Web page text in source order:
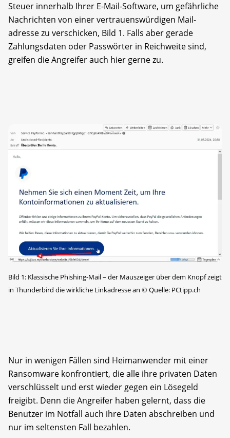
Steuer innerhalb Ihrer E-Mail-Software, um gefährliche
Nachrichten von einer vertrauenswürdigen Mail­
adresse zu verschicken, Bild 1. Falls aber gerade
Zahlungsdaten oder Passwörter in Reichweite sind,
greifen die Angreifer auch hier gerne zu.
Bild 1: Klassische Phishing-Mail – der Mauszeiger über dem Knopf zeigt
in Thunderbird die wirkliche Linkadresse an ©Quelle: PCtipp.ch
Nur in wenigen Fällen sind Heimanwender mit einer
Ransomware konfrontiert, die alle ihre privaten Daten
verschlüsselt und erst wieder gegen ein Lösegeld
freigibt. Denn die Angreifer haben gelernt, dass die
Benutzer im Notfall auch ihre Daten abschreiben und
nur im seltensten Fall bezahlen.